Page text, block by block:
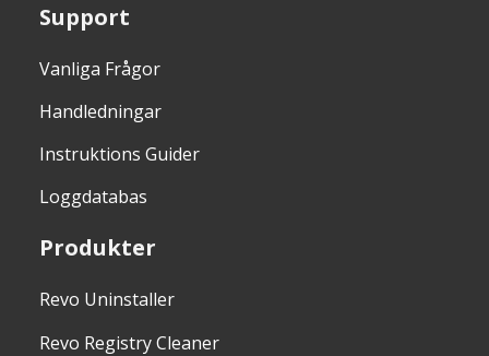
Support
Vanliga Frågor
Handledningar
Instruktions Guider
Loggdatabas
Produkter
Revo Uninstaller
Revo Registry Cleaner